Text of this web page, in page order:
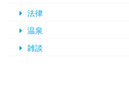
法律
温泉
雑談